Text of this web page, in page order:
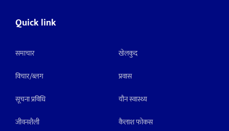
Quick link
समाचार
विचार/ब्लग
सूचना प्रविधि
जीवनशैली
खेलकुद
प्रवास
याैन स्वास्थ्य
कैलाश फोकस